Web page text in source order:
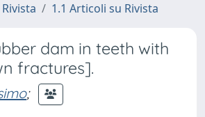
1.1 Articoli su Rivista
dam in teeth with
fractures].
;